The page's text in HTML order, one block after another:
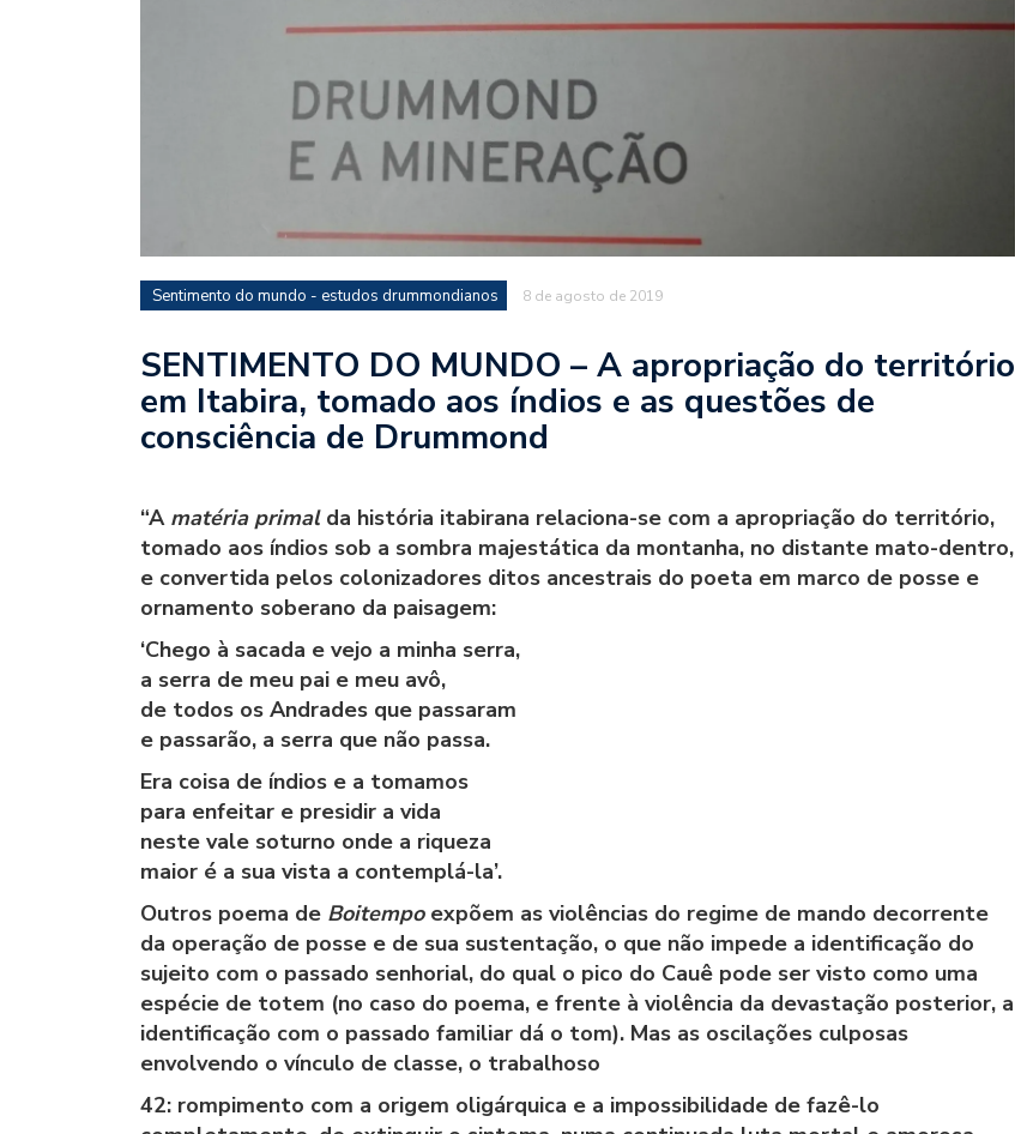
Sentimento do mundo - estudos drummondianos 8 de agosto de 2019
SENTIMENTO DO MUNDO – A apropriação do território
em Itabira, tomado aos índios e as questões de
consciência de Drummond
“A matéria primalda história itabirana relaciona-se com a apropriação do território,
tomado aos índios sob a sombra majestática da montanha, no distante mato-dentro,
e convertida pelos colonizadores ditos ancestrais do poeta em marco de posse e
ornamento soberano da paisagem:
‘Chego à sacada e vejo a minha serra,
a serra de meu pai e meu avô,
de todos os Andrades que passaram
e passarão, a serra que não passa.
Era coisa de índios e a tomamos
para enfeitar e presidir a vida
neste vale soturno onde a riqueza
maior é a sua vista a contemplá-la’.
Outros poema de Boitempoexpõem as violências do regime de mando decorrente
da operação de posse e de sua sustentação, o que não impede a identificação do
sujeito com o passado senhorial, do qual o pico do Cauê pode ser visto como uma
espécie de totem (no caso do poema, e frente à violência da devastação posterior, a
identificação com o passado familiar dá o tom). Mas as oscilações culposas
envolvendo o vínculo de classe, o trabalhoso
42: rompimento com a origem oligárquica e a impossibilidade de fazê-lo